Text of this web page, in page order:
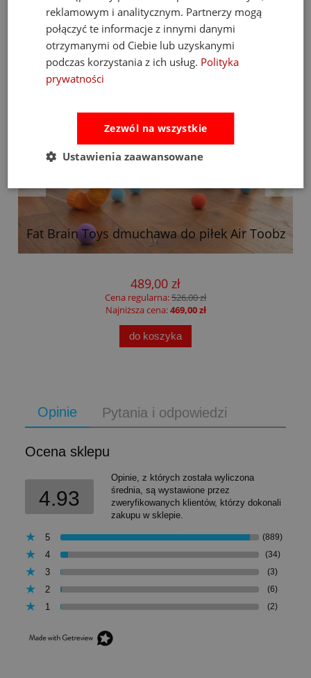
Fat Brain Toys dmuchawa do piłek Air Toobz
489,00 zł
Cena regularna:526,00 zł
Najniższa cena:469,00 zł
do koszyka
Opinie Pytania i odpowiedzi
Ocena sklepu
4.93
Opinie, z których została wyliczona
średnia, są wystawione przez
zweryfikowanych klientów, którzy dokonali
zakupu w sklepie.
5 (889)
4 (34)
3 (3)
2 (6)
1 (2)
reklamowym i analitycznym. Partnerzy mogą
połączyć te informacje z innymi danymi
otrzymanymi od Ciebie lub uzyskanymi
podczas korzystania z ich usług. Polityka
prywatności
Zezwól na wszystkie
Ustawienia zaawansowane